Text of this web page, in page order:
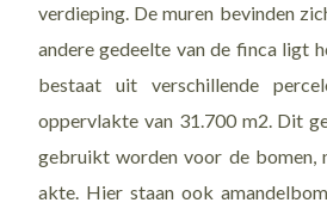
verdieping. De muren bevinden
andere gedeelte van de finca ligt
bestaat uit verschillende
oppervlakte van 31.700 m2. Dit
gebruikt worden voor de bomen,
akte. Hier staan ook